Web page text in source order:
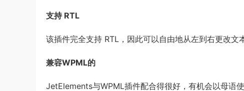
支持 RTL
该插件完全支持 RTL，因此可以自由地从左到右更改文
兼容WPML的
JetElements与WPML插件配合得很好，有机会以母语